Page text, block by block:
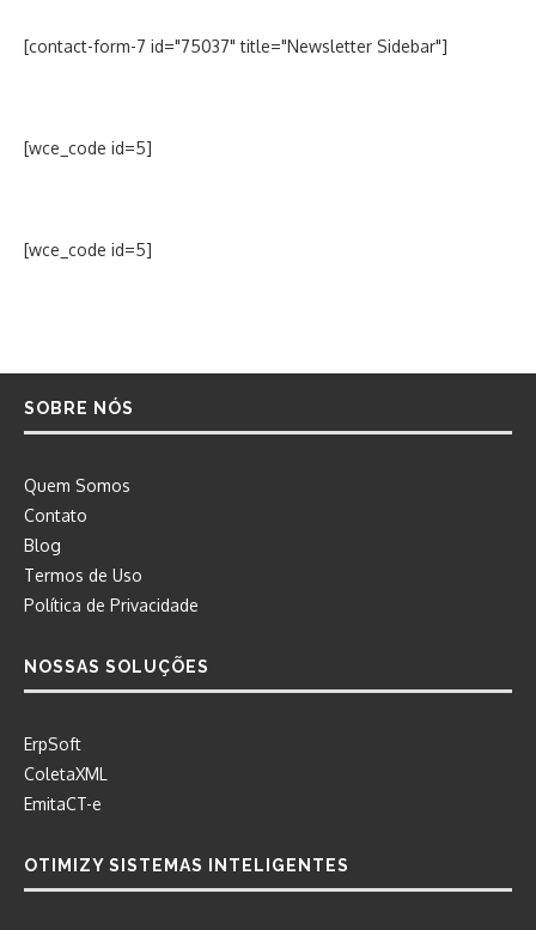
[contact-form-7 id="75037" title="Newsletter Sidebar"]
[wce_code id=5]
[wce_code id=5]
SOBRE NÓS
Quem Somos
Contato
Blog
Termos de Uso
Política de Privacidade
NOSSAS SOLUÇÕES
ErpSoft
ColetaXML
EmitaCT-e
OTIMIZY SISTEMAS INTELIGENTES